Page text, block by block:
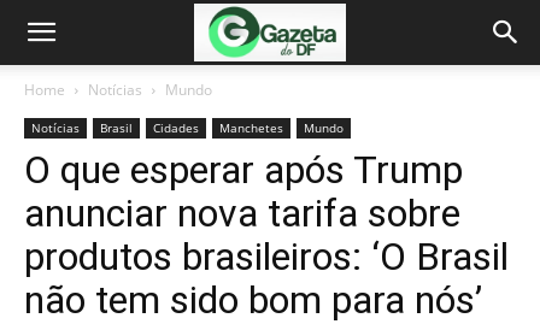
Home Notícias Mundo
Notícias Brasil Cidades Manchetes Mundo
O que esperar após Trump
anunciar nova tarifa sobre
produtos brasileiros: ‘O Brasil
não tem sido bom para nós’